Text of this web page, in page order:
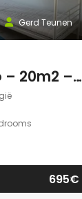
Gerd Teunen
Gerenoveerde studio – 20m2 – vlakbij campus Gasthuisberg
695€